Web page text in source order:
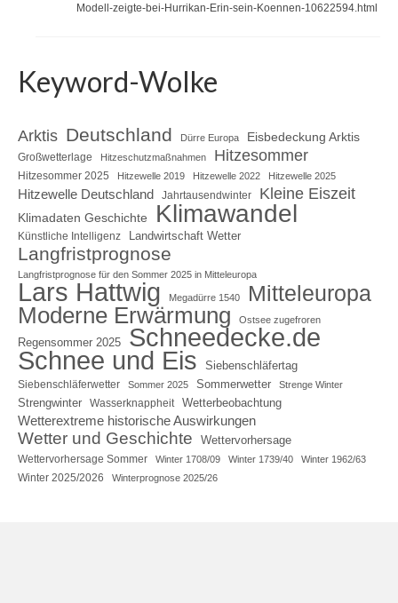
Modell-zeigte-bei-Hurrikan-Erin-sein-Koennen-10622594.html
Keyword-Wolke
Arktis Deutschland Dürre Europa Eisbedeckung Arktis
Großwetterlage Hitzeschutzmaßnahmen Hitzesommer
Hitzesommer 2025 Hitzewelle 2019 Hitzewelle 2022 Hitzewelle 2025
Hitzewelle Deutschland Jahrtausendwinter Kleine Eiszeit
Klimadaten Geschichte Klimawandel
Künstliche Intelligenz Landwirtschaft Wetter
Langfristprognose
Langfristprognose für den Sommer 2025 in Mitteleuropa
Lars Hattwig Megadürre 1540 Mitteleuropa
Moderne Erwärmung Ostsee zugefroren
Regensommer 2025 Schneedecke.de
Schnee und Eis Siebenschläfertag
Siebenschläferwetter Sommer 2025 Sommerwetter Strenge Winter
Strengwinter Wasserknappheit Wetterbeobachtung
Wetterextreme historische Auswirkungen
Wetter und Geschichte Wettervorhersage
Wettervorhersage Sommer Winter 1708/09 Winter 1739/40 Winter 1962/63
Winter 2025/2026 Winterprognose 2025/26